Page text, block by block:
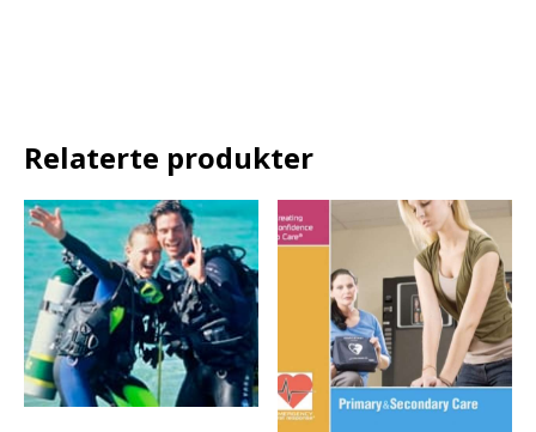
Relaterte produkter